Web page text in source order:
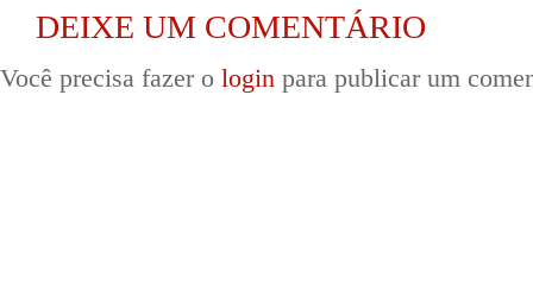
DEIXE UM COMENTÁRIO
Você precisa fazer o login para publicar um